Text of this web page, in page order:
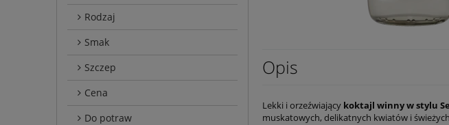
Rodzaj
Smak
Szczep
Cena
Do potraw
Opis
Lekki i orzeźwiający koktajl winny w stylu
muskatowych, delikatnych kwiatów i